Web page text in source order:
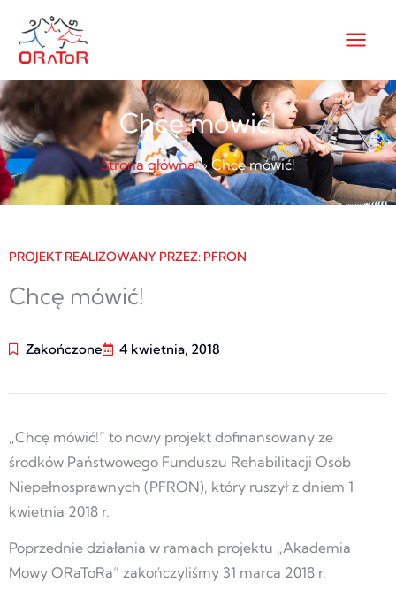
treści
Chcę mówić!
Strona główna Chcę mówić!
PROJEKT REALIZOWANY PRZEZ: PFRON
Chcę mówić!
Zakończone 4 kwietnia, 2018
„Chcę mówić!” to nowy projekt dofinansowany ze
środków Państwowego Funduszu Rehabilitacji Osób
Niepełnosprawnych (PFRON), który ruszył z dniem 1
kwietnia 2018 r.
Poprzednie działania w ramach projektu „Akademia
Mowy ORaToRa” zakończyliśmy 31 marca 2018 r.